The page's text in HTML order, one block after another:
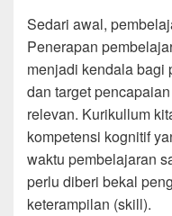
Sedari awal,
Penerapan
menjadi kendala bagi
dan target
relevan. Kurikullum
kompetensi kognitif
waktu pembelajaran
perlu diberi bekal
keterampilan (skill).